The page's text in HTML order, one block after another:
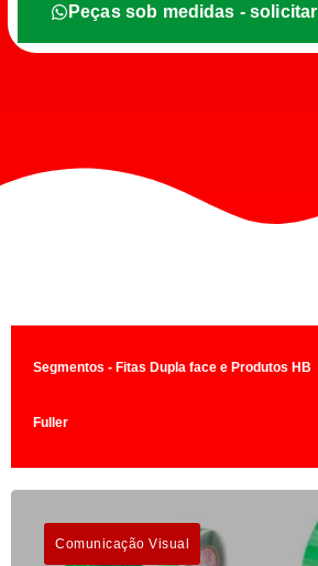
Peças sob medidas - solicitar
Segmentos - Fitas Dupla face e Produtos HB
Fuller
Comunicação Visual